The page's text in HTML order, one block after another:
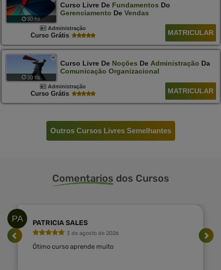
30 hs
Curso Livre De Fundamentos Do
Gerenciamento De Vendas
Administração
Curso Grátis MATRICULAR
30 hs
Curso Livre De Noções De Administração Da
Comunicação Organizacional
Administração
Curso Grátis MATRICULAR
Outros Cursos Livres Semelhantes
Comentarios dos Cursos
PA PATRICIA SALES
3 de agosto de 2026
Ótimo curso aprende muito